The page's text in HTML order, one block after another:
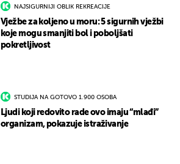
NAJSIGURNIJI OBLIK REKREACIJE
Vježbe za koljeno u moru: 5 sigurnih vježbi
koje mogu smanjiti bol i poboljšati
pokretljivost
STUDIJA NA GOTOVO 1.900 OSOBA
Ljudi koji redovito rade ovo imaju “mlađi”
organizam, pokazuje istraživanje